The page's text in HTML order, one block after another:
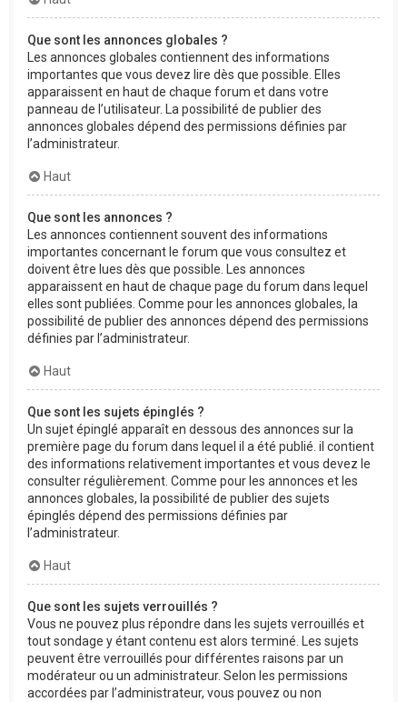
Que sont les annonces globales ?
Les annonces globales contiennent des informations
importantes que vous devez lire dès que possible. Elles
apparaissent en haut de chaque forum et dans votre
panneau de l’utilisateur. La possibilité de publier des
annonces globales dépend des permissions définies par
l’administrateur.
Haut
Que sont les annonces ?
Les annonces contiennent souvent des informations
importantes concernant le forum que vous consultez et
doivent être lues dès que possible. Les annonces
apparaissent en haut de chaque page du forum dans lequel
elles sont publiées. Comme pour les annonces globales, la
possibilité de publier des annonces dépend des permissions
définies par l’administrateur.
Haut
Que sont les sujets épinglés ?
Un sujet épinglé apparaît en dessous des annonces sur la
première page du forum dans lequel il a été publié. il contient
des informations relativement importantes et vous devez le
consulter régulièrement. Comme pour les annonces et les
annonces globales, la possibilité de publier des sujets
épinglés dépend des permissions définies par
l’administrateur.
Haut
Que sont les sujets verrouillés ?
Vous ne pouvez plus répondre dans les sujets verrouillés et
tout sondage y étant contenu est alors terminé. Les sujets
peuvent être verrouillés pour différentes raisons par un
modérateur ou un administrateur. Selon les permissions
accordées par l’administrateur, vous pouvez ou non